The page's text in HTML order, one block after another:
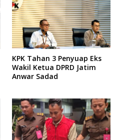
KPK Tahan 3 Penyuap Eks
Wakil Ketua DPRD Jatim
Anwar Sadad